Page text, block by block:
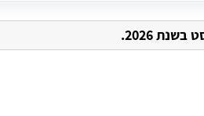
2026.